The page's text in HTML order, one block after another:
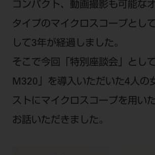
コンパクト、動画撮影も可能な
タイプのマイクロスコープとし
して3年が経過しました。
そこで今回「特別座談会」とし
M320」を導入いただいた4人の
ストにマイクロスコープを用い
お話いただきました。
業所へお問い合わせ願います。
企業情報
ご利用規約 SNSアカウント利用規約
推奨環境 サイトマップ